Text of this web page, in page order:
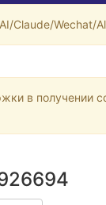
Claude/Wechat/
в получении